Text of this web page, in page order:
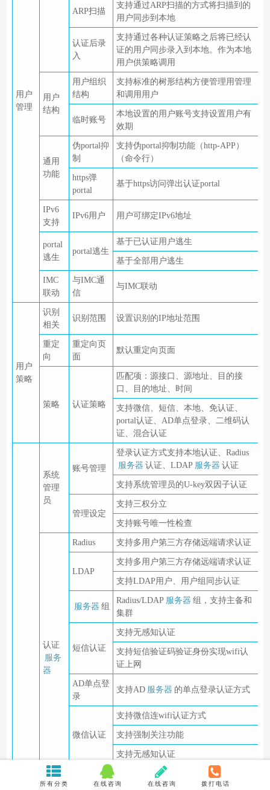
用户
管理
ARP扫描
支持通过ARP扫描的方式将扫描到的
用户同步到本地
认证后录
入
支持通过各种认证策略之后将已经认
证的用户同步录入到本地。作为本地
用户供策略调用
用户
结构
用户组织
结构
支持标准的树形结构方便管理用管理
和调用用户
临时账号
本地设置的用户账号支持设置用户有
效期
通用
功能
伪portal抑
制
支持伪portal抑制功能（http-APP）
（命令行）
https弹
portal
基于https访问弹出认证portal
IPv6
支持
IPv6用户 用户可绑定IPv6地址
portal
逃生
portal逃生
基于已认证用户逃生
基于全部用户逃生
IMC
联动
与IMC通
信
与IMC联动
用户
策略
识别
相关
识别范围 设置识别的IP地址范围
重定
向
重定向页
面
默认重定向页面
策略 认证策略
匹配项：源接口、源地址、目的接
口、目的地址、时间
支持微信、短信、本地、免认证、
portal认证、AD单点登录、二维码认
证、混合认证
系统
管理
员
账号管理
登录认证方式支持本地认证、Radius
服务器 认证、LDAP 服务器 认证
支持系统管理员的U-key双因子认证
管理设定
支持三权分立
支持账号唯一性检查
认证
服务
器
Radius 支持多用户第三方存储远端请求认证
LDAP
支持多用户第三方存储远端请求认证
支持LDAP用户、用户组同步认证
服务器 组
Radius/LDAP 服务器 组，支持主备和
集群
短信认证
支持无感知认证
支持短信验证码验证身份实现wifi认
证上网
AD单点登
录
支持AD 服务器 的单点登录认证方式
微信认证
支持微信连wifi认证方式
支持强制关注功能
支持无感知认证
混合认证 支持多种认证方式的混合认证
所有分类 在线咨询 在线咨询 拨打电话